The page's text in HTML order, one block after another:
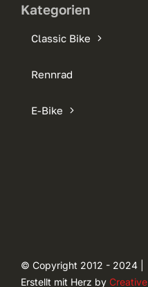
Kategorien
Classic Bike
Rennrad
E-Bike
© Copyright 2012 - 2024 |
Erstellt mit Herz by Creative